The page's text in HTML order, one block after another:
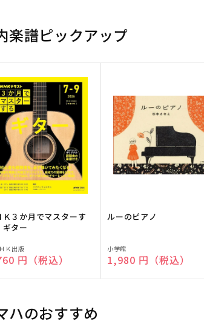
楽譜ピックアップ
Ｋ３か月でマスターす
ター
Ｋ出版
価格
円（税込）
ルーのピアノ
販
売
小学館
通常価格
1,980 円（税込）
ハのおすすめ